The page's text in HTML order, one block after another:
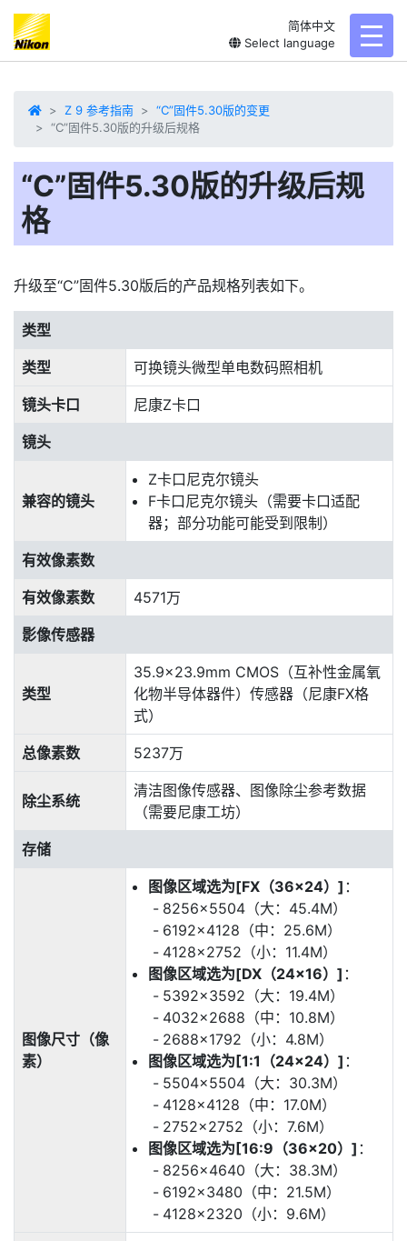
简体中文
Select language
Z 9 参考指南
“C”固件5.30版的变更
“C”固件5.30版的升级后规格
“C”固件5.30版的升级后规
格
升级至“C”固件5.30版后的产品规格列表如下。
类型
类型 可换镜头微型单电数码照相机
镜头卡口 尼康Z卡口
镜头
兼容的镜头
Z卡口尼克尔镜头
F卡口尼克尔镜头（需要卡口适配
器；部分功能可能受到限制）
有效像素数
有效像素数 4571万
影像传感器
类型
35.9×23.9mm CMOS（互补性金属氧
化物半导体器件）传感器（尼康FX格
式）
总像素数 5237万
除尘系统
清洁图像传感器、图像除尘参考数据
（需要尼康工坊）
存储
图像尺寸（像
素）
图像区域选为[FX（36×24）] ：
8256×5504（大：45.4M）
6192×4128（中：25.6M）
4128×2752（小：11.4M）
图像区域选为[DX（24×16）] ：
5392×3592（大：19.4M）
4032×2688（中：10.8M）
2688×1792（小：4.8M）
图像区域选为[1:1（24×24）] ：
5504×5504（大：30.3M）
4128×4128（中：17.0M）
2752×2752（小：7.6M）
图像区域选为[16:9（36×20）] ：
8256×4640（大：38.3M）
6192×3480（中：21.5M）
4128×2320（小：9.6M）